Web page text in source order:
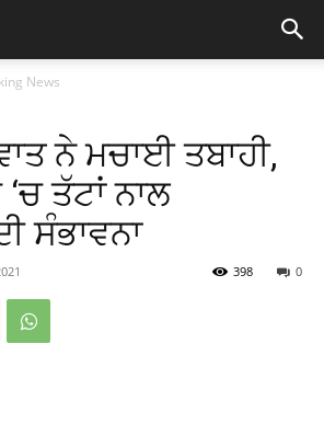
News
ਨੇ ਮਚਾਈ ਤਬਾਹੀ,
ਤੱਟਾਂ ਨਾਲ
ਸੰਭਾਵਨਾ
0
398